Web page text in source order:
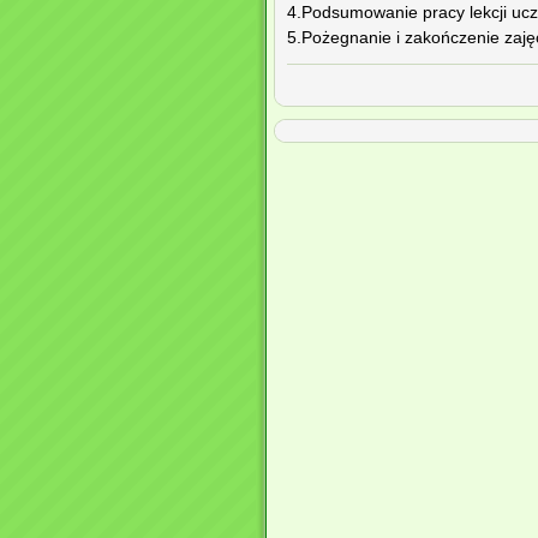
4.Podsumowanie pracy lekcji
5.Pożegnanie i zakończenie